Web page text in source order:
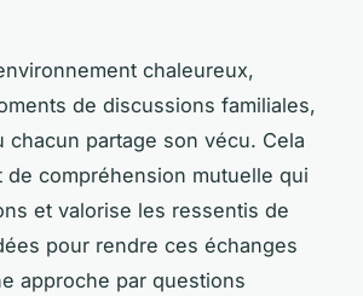
chaleureux,
de discussions familiales,
chacun partage son vécu. Cela
de compréhension mutuelle qui
et valorise les ressentis de
pour rendre ces échanges
approche par questions